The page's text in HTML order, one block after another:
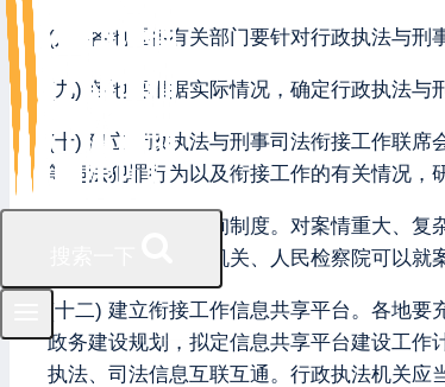
(八) 各地区各有关部门要针对行政执法与刑
(九) 各地要根据实际情况，确定行政执法与
(十) 建立行政执法与刑事司法衔接工作联
等违法犯罪行为以及衔接工作的有关情况，
(十一) 健全案件咨询制度。对案情重大、
人民检察院，公安机关、人民检察院可以
(十二) 建立衔接工作信息共享平台。各地
政务建设规划，拟定信息共享平台建设工作
执法、司法信息互联互通。行政执法机关应